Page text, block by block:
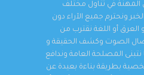
المهنة في تناول مختلف
ونحترم جميع الآراء دون
العرق أو اللغة نقترب من
الصوت وكشف الحقيقة و
نتبنى المصلحة العامة وندافع
بطريقة بناءة بعيدة عن